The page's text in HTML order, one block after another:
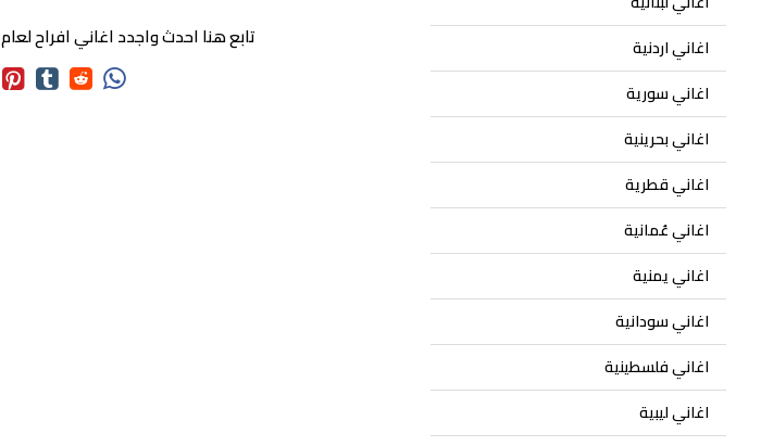
اغاني اردنية
اغاني سورية
اغاني بحرينية
اغاني قطرية
اغاني عُمانية
اغاني يمنية
اغاني سودانية
اغاني فلسطينية
اغاني ليبية
تابع هنا احدث واجدد اغاني افراح لعام 2026 وتعرف على ابرز نجومها